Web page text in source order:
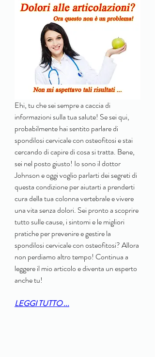
Ehi, tu che sei sempre a caccia di
informazioni sulla tua salute! Se sei qui,
probabilmente hai sentito parlare di
spondilosi cervicale con osteofitosi e stai
cercando di capire di cosa si tratta. Bene,
sei nel posto giusto! Io sono il dottor
Johnson e oggi voglio parlarti dei segreti di
questa condizione per aiutarti a prenderti
cura della tua colonna vertebrale e vivere
una vita senza dolori. Sei pronto a scoprire
tutto sulle cause, i sintomi e le migliori
pratiche per prevenire e gestire la
spondilosi cervicale con osteofitosi? Allora
non perdiamo altro tempo! Continua a
leggere il mio articolo e diventa un esperto
anche tu!
LEGGI TUTTO ...